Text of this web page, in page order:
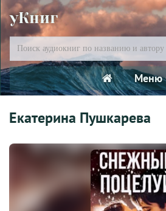
уКниг
Меню
Екатерина Пушкарева